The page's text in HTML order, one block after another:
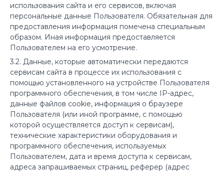
использования сайта и его сервисов, включая
персональные данные Пользователя. Обязательная для
предоставления информация помечена специальным
образом. Иная информация предоставляется
Пользователем на его усмотрение.
3.2. Данные, которые автоматически передаются
сервисам сайта в процессе их использования с
помощью установленного на устройстве Пользователя
программного обеспечения, в том числе IP-адрес,
данные файлов cookie, информация о браузере
Пользователя (или иной программе, с помощью
которой осуществляется доступ к сервисам),
технические характеристики оборудования и
программного обеспечения, используемых
Пользователем, дата и время доступа к сервисам,
адреса запрашиваемых страниц, реферер (адрес